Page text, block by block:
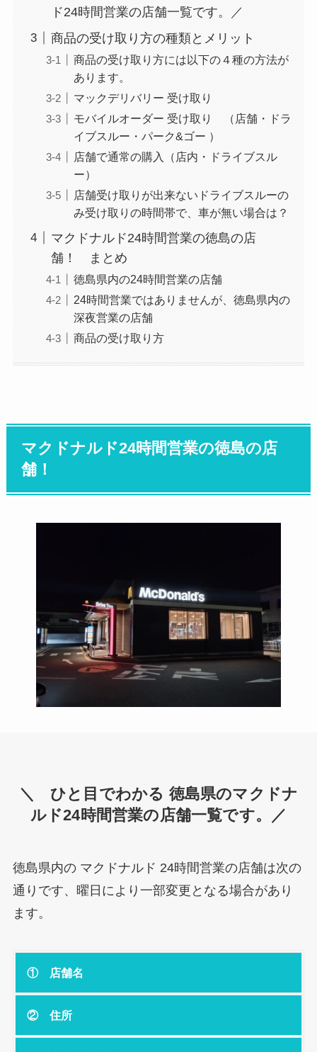
ド24時間営業の店舗一覧です。／
商品の受け取り方の種類とメリット
商品の受け取り方には以下の４種の方法が
あります。
マックデリバリー 受け取り
モバイルオーダー 受け取り （店舗・ドラ
イブスルー・パーク&ゴー ）
店舗で通常の購入（店内・ドライブスル
ー）
店舗受け取りが出来ないドライブスルーの
み受け取りの時間帯で、車が無い場合は？
マクドナルド24時間営業の徳島の店
舗！ まとめ
徳島県内の24時間営業の店舗
24時間営業ではありませんが、徳島県内の
深夜営業の店舗
商品の受け取り方
マクドナルド24時間営業の徳島の店
舗！
＼ ひと目でわかる 徳島県のマクドナ
ルド24時間営業の店舗一覧です。／
徳島県内の マクドナルド 24時間営業の店舗は次の
通りです、曜日により一部変更となる場合があり
ます。
① 店舗名
② 住所